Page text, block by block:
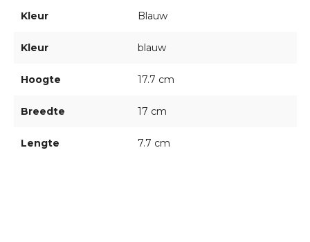
Kleur Blauw
Kleur blauw
Hoogte 17.7 cm
Breedte 17 cm
Lengte 7.7 cm